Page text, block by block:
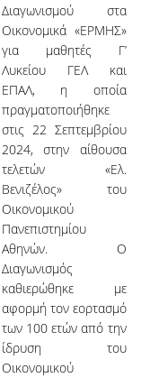
Διαγωνισμού στα
Οικονομικά «ΕΡΜΗΣ»
για μαθητές Γ’
Λυκείου ΓΕΛ και
ΕΠΑΛ, η οποία
πραγματοποιήθηκε
στις 22 Σεπτεμβρίου
2024, στην αίθουσα
τελετών «Ελ.
Βενιζέλος» του
Οικονομικού
Πανεπιστημίου
Αθηνών. Ο
Διαγωνισμός
καθιερώθηκε με
αφορμή τον εορτασμό
των 100 ετών από την
ίδρυση του
Οικονομικού